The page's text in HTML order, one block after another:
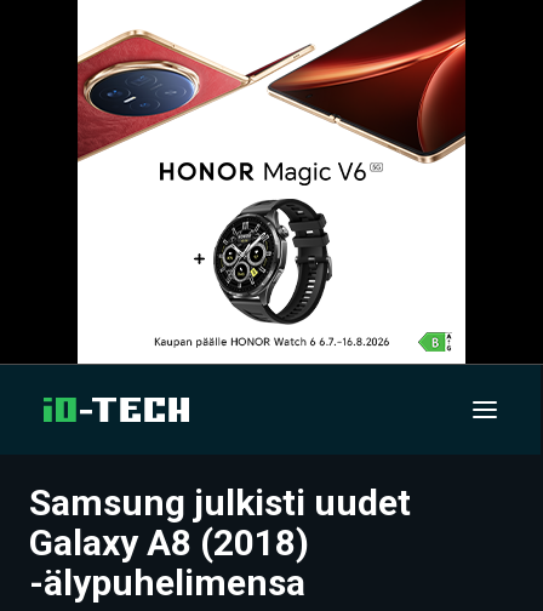
UUTISET
ARTIKKELIT
Samsung julkisti uudet
Galaxy A8 (2018)
-älypuhelimensa